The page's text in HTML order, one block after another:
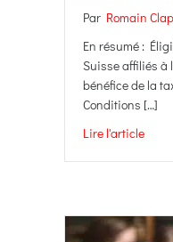
Par Romain
En résumé :
Suisse affiliés à
bénéfice de la
Conditions […]
Lire l'article